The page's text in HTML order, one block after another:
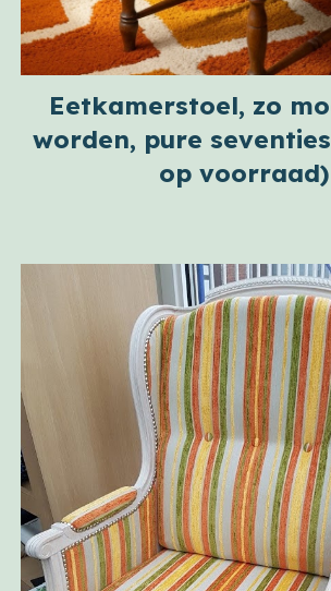
Eetkamerstoel, zo
worden, pure
op voorraad)